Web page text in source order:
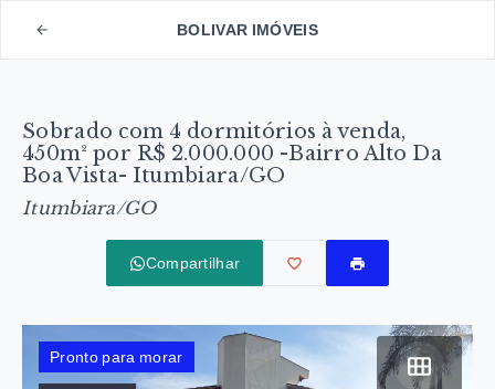
BOLIVAR IMÓVEIS
Sobrado com 4 dormitórios à venda,
450m² por R$ 2.000.000 -Bairro Alto Da
Boa Vista- Itumbiara/GO
Itumbiara/GO
Compartilhar
Pronto para morar